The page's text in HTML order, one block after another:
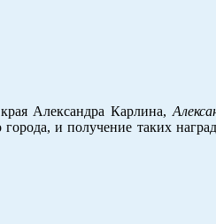
Александра Карлина,
и получение таких